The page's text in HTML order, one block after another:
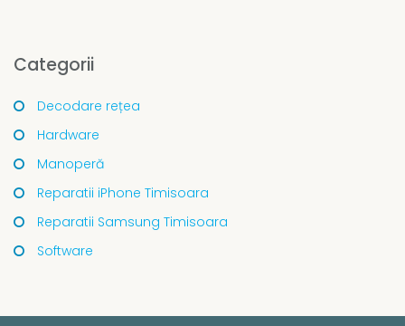
Categorii
Decodare rețea
Hardware
Manoperă
Reparatii iPhone Timisoara
Reparatii Samsung Timisoara
Software